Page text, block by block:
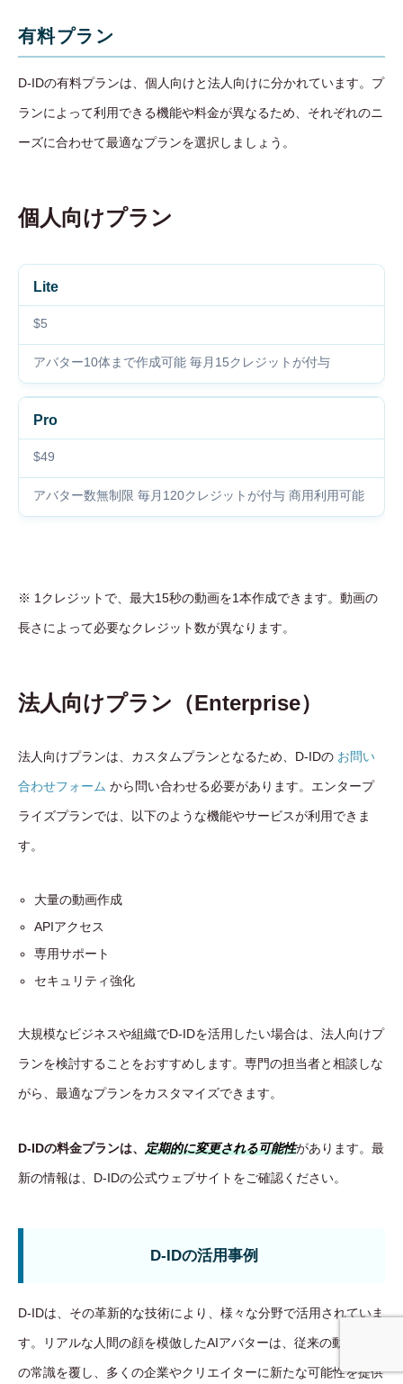
有料プラン
D-IDの有料プランは、個人向けと法人向けに分かれています。プ
ランによって利用できる機能や料金が異なるため、それぞれのニ
ーズに合わせて最適なプランを選択しましょう。
個人向けプラン
Lite
$5
アバター10体まで作成可能 毎月15クレジットが付与
Pro
$49
アバター数無制限 毎月120クレジットが付与 商用利用可能
※ 1クレジットで、最大15秒の動画を1本作成できます。動画の
長さによって必要なクレジット数が異なります。
法人向けプラン（Enterprise）
法人向けプランは、カスタムプランとなるため、D-IDの お問い
合わせフォーム から問い合わせる必要があります。エンタープ
ライズプランでは、以下のような機能やサービスが利用できま
す。
大量の動画作成
APIアクセス
専用サポート
セキュリティ強化
大規模なビジネスや組織でD-IDを活用したい場合は、法人向けプ
ランを検討することをおすすめします。専門の担当者と相談しな
がら、最適なプランをカスタマイズできます。
D-IDの料金プランは、 定期的に変更される可能性があります。最
新の情報は、D-IDの公式ウェブサイトをご確認ください。
D-IDの活用事例
D-IDは、その革新的な技術により、様々な分野で活用されていま
す。リアルな人間の顔を模倣したAIアバターは、従来の動画制作
の常識を覆し、多くの企業やクリエイターに新たな可能性を提供